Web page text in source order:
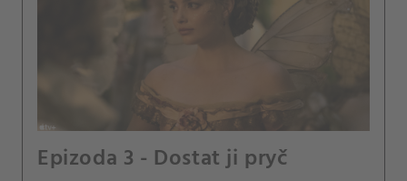
Epizoda 3 - Dostat ji pryč